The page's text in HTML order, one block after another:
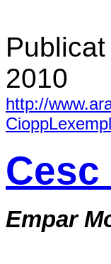
2010
http://
Empar